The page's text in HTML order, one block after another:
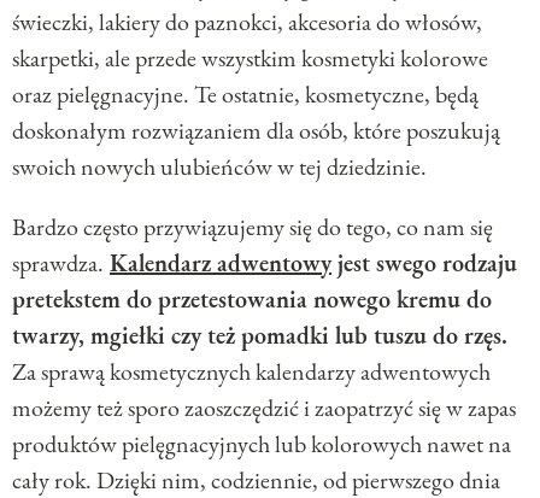
świeczki, lakiery do paznokci, akcesoria do włosów,
skarpetki, ale przede wszystkim kosmetyki kolorowe
oraz pielęgnacyjne. Te ostatnie, kosmetyczne, będą
doskonałym rozwiązaniem dla osób, które poszukują
swoich nowych ulubieńców w tej dziedzinie.
Bardzo często przywiązujemy się do tego, co nam się
sprawdza. Kalendarz adwentowyjest swego rodzaju
pretekstem do przetestowania nowego kremu do
twarzy, mgiełki czy też pomadki lub tuszu do rzęs.
Za sprawą kosmetycznych kalendarzy adwentowych
możemy też sporo zaoszczędzić i zaopatrzyć się w zapas
produktów pielęgnacyjnych lub kolorowych nawet na
cały rok. Dzięki nim, codziennie, od pierwszego dnia